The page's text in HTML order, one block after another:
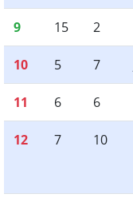
9 15 2
10 5 7
11 6 6
12 7 10